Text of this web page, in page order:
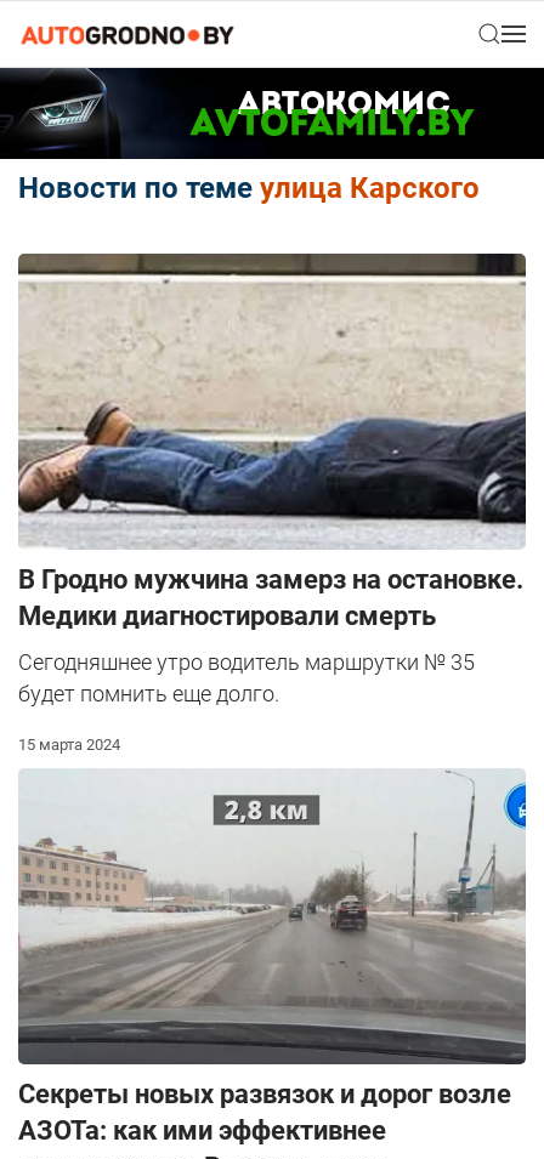
Новости по теме улица Карского
В Гродно мужчина замерз на остановке.
Медики диагностировали смерть
Сегодняшнее утро водитель маршрутки № 35
будет помнить еще долго.
15 марта 2024
Секреты новых развязок и дорог возле
АЗОТа: как ими эффективнее